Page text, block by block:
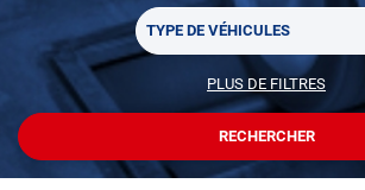
Sélectionner
un
plusieurs
recherche
TYPE DE VÉHICULES
PLUS DE FILTRES
POUR
PERSONNALISER
VOTRE
RECHERCHE
RECHERCHER
UN
CENTRE
AUTOSUR